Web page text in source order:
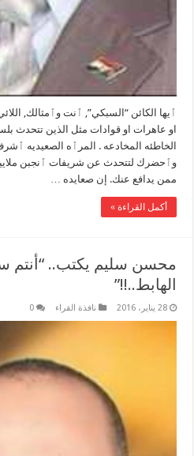
ٱيها الكائن “السبكي”, ٱنت وٱمثالك,
او عاهرات او قوادات مثل الذين تتحدث
الخاطئه المخادعه . المرٱه الصعيديه
وٱحضرك لتتحدث عن شريفات ٱنجبن
ممن يدافع عنك. إن صعايده …
أكمل القراءة »
محسن سليم يكتب.. “أنتم
الهابط..!!”
28 يناير، 2016 نافذة القراء 0